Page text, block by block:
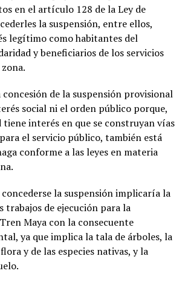
en el artículo 128 de la Ley de
la suspensión, entre ellos,
legítimo como habitantes del
y beneficiarios de los servicios
de la suspensión provisional
social ni el orden público porque,
tiene interés en que se construyan vías
el servicio público, también está
conforme a las leyes en materia
la suspensión implicaría la
trabajos de ejecución para la
Maya con la consecuente
ya que implica la tala de árboles, la
y de las especies nativas, y la